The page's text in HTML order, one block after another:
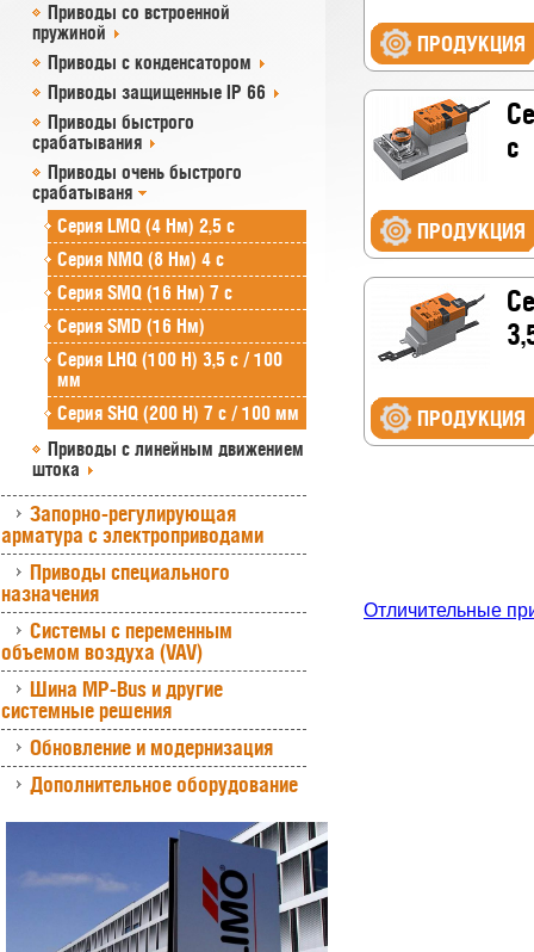
Приводы со встроенной
пружиной
Приводы с конденсатором
Приводы защищенные IP 66
Приводы быстрого
срабатывания
Приводы очень быстрого
срабатываня
Серия LMQ (4 Нм) 2,5 с
Серия NMQ (8 Нм) 4 с
Серия SMQ (16 Нм) 7 с
Серия SMD (16 Нм)
Серия LHQ (100 Н) 3,5 с / 100
мм
Серия SHQ (200 Н) 7 с / 100 мм
Приводы с линейным движением
штока
Запорно-регулирующая
арматура с электроприводами
Приводы специального
назначения
Системы с переменным
объемом воздуха (VAV)
Шина MP-Bus и другие
системные решения
Обновление и модернизация
Дополнительное оборудование
ПРОДУКЦИЯ
с
ПРОДУКЦИЯ
ПРОДУКЦИЯ
Отличительные